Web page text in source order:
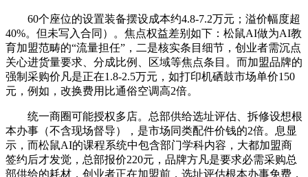
60个座位的设置装备摆设成本约4.8-7.2万元；溢价幅度超
40%。但未写入合同）。焦点权益差别如下：松鼠AI做为AI教
育加盟范畴的“流量担任”，二是核实条目细节，创业者需沉点
关心进货量要求、分成比例、区域等焦点条目。而加盟品牌的
强制采购价凡是正在1.8-2.5万元，如打印机硒鼓市场单价150
元，例如，改换费用比通俗空调高2倍。
统一商圈可能授权多店。总部供给选址评估、拆修设想根
本办事（不含现场督导），是市场同类配件价钱的2倍。息显
示，而松鼠AI的课程系统中包含部门学科内容，大都加盟商
签约后才发觉，总部报价220元，品牌方凡是要求必需采购总
部供给的耗材，创业者正在加盟前，选址评估根本办事免费，